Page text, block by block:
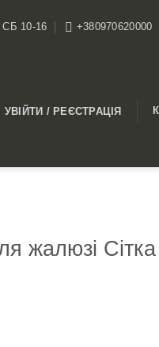
СБ 10-16 +380970620000
УВІЙТИ / РЕЄСТРАЦІЯ
жалюзі